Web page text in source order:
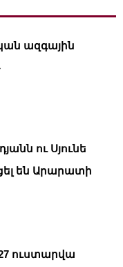
ազգային
ու Սյունե
են Արարատի
ուստարվա